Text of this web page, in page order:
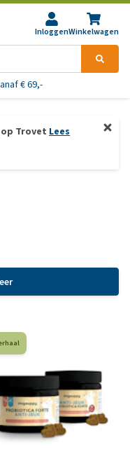
InloggenWinkelwagen
€ 69,-
Trovet Lees